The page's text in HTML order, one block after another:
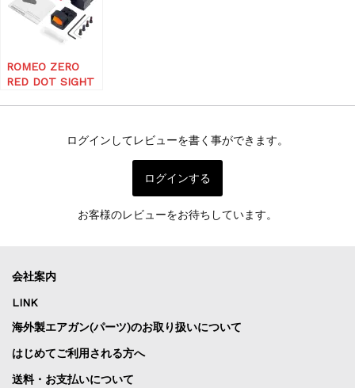
ROMEO ZERO
RED DOT SIGHT
ログインしてレビューを書く事ができます。
ログインする
お客様のレビューをお待ちしています。
会社案内
LINK
海外製エアガン(パーツ)のお取り扱いについて
はじめてご利用される方へ
送料・お支払いについて